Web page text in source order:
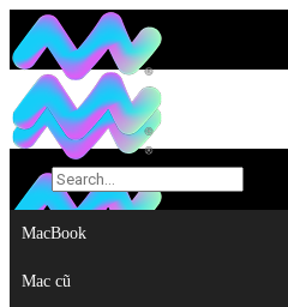
MacBook
MacBook
Mac cũ